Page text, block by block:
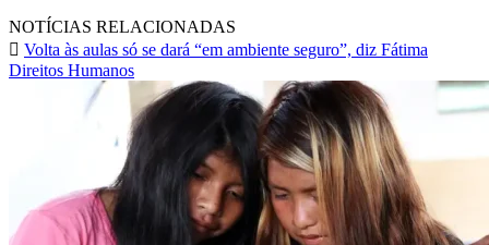
NOTÍCIAS RELACIONADAS
Volta às aulas só se dará “em ambiente seguro”, diz Fátima
Direitos Humanos